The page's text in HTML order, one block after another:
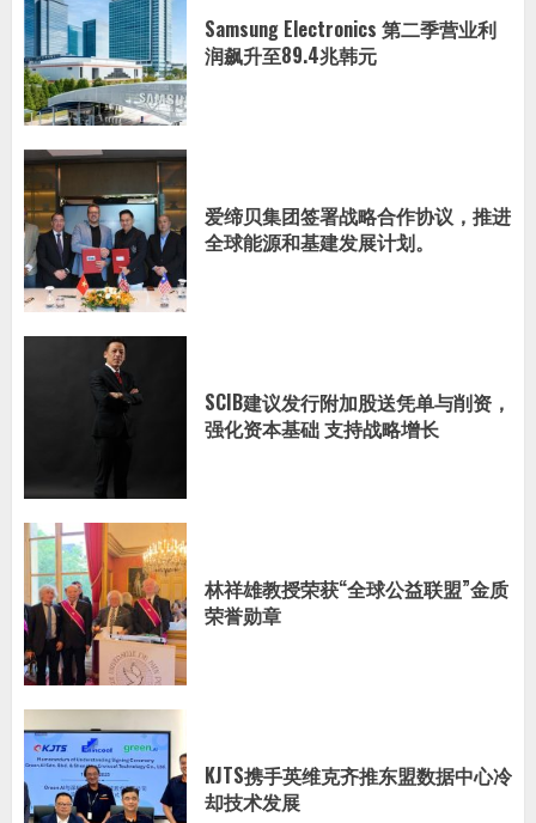
Samsung Electronics 第二季营业利
润飙升至89.4兆韩元
爱缔贝集团签署战略合作协议，推进
全球能源和基建发展计划。
SCIB建议发行附加股送凭单与削资，
强化资本基础 支持战略增长
林祥雄教授荣获“全球公益联盟”金质
荣誉勋章
KJTS携手英维克齐推东盟数据中心冷
却技术发展